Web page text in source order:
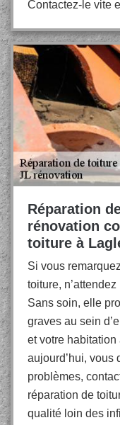
Contactez-le vite
Réparation
rénovation
toiture à
Si vous
toiture,
Sans soin, elle
graves au sein
et votre habitation
aujourd’hui, vous
problèmes,
réparation de
qualité loin des